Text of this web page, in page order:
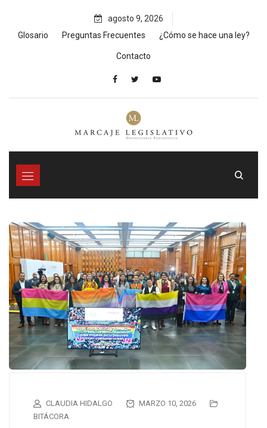
content
agosto 9, 2026
Glosario
Preguntas Frecuentes ¿Cómo se hace una ley?
Contacto
CLAUDIA HIDALGO
MARZO 10, 2026
BITÁCORA